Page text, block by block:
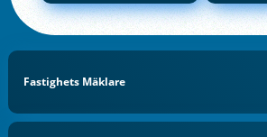
Fastighets Mäklare